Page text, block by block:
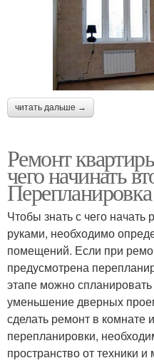
читать дальше →
Ремонт
чего начинать
Чтобы знать с чего
руками, необходимо
помещений. Если при
предусмотрена
этапе можно
уменьшение дверных
сделать ремонт в комнате
перепланировки,
пространство от техники